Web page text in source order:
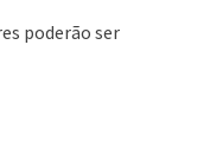
poderão ser